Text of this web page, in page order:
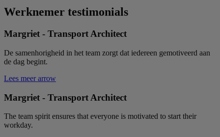
Werknemer testimonials
Margriet - Transport Architect
De samenhorigheid in het team zorgt dat iedereen gemotiveerd aan
de dag begint.
Lees meer arrow
Margriet - Transport Architect
The team spirit ensures that everyone is motivated to start their
workday.